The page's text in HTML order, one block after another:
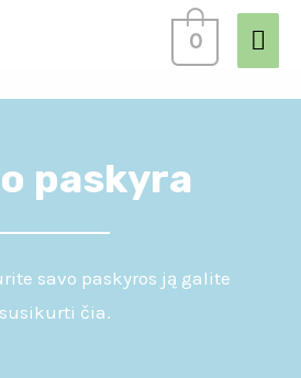
0
paskyra
savo paskyros ją galite
susikurti čia.